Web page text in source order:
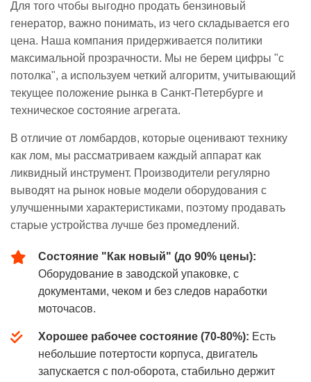
Для того чтобы выгодно продать бензиновый
генератор, важно понимать, из чего складывается его
цена. Наша компания придерживается политики
максимальной прозрачности. Мы не берем цифры "с
потолка", а используем четкий алгоритм, учитывающий
текущее положение рынка в Санкт-Петербурге и
техническое состояние агрегата.
В отличие от ломбардов, которые оценивают технику
как лом, мы рассматриваем каждый аппарат как
ликвидный инструмент. Производители регулярно
выводят на рынок новые модели оборудования с
улучшенными характеристиками, поэтому продавать
старые устройства лучше без промедлений.
Состояние "Как новый" (до 90% цены):
Оборудование в заводской упаковке, с
документами, чеком и без следов наработки
моточасов.
Хорошее рабочее состояние (70-80%): Есть
небольшие потертости корпуса, двигатель
запускается с пол-оборота, стабильно держит